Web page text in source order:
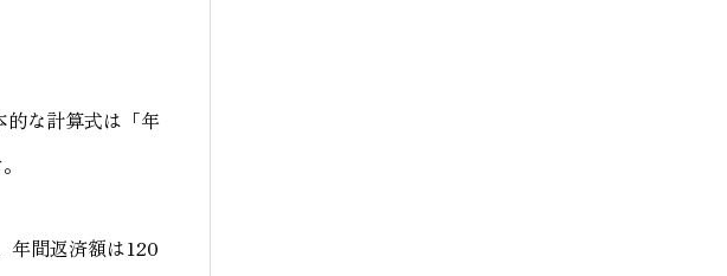
的な計算式は「年
年間返済額は120